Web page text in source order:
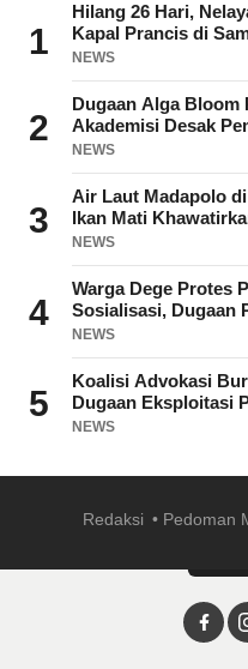
1
Hilang 26 Hari,
Kapal Prancis di
NEWS
2
Dugaan Alga Bloom
Akademisi Desak
NEWS
3
Air Laut Madapolo
Ikan Mati
NEWS
4
Warga Dege Protes
Sosialisasi, Dugaan
NEWS
5
Koalisi Advokasi
Dugaan Eksploitasi
NEWS
Redaksi Pedoman